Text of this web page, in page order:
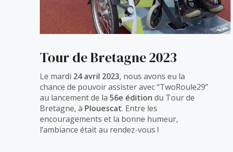
Tour de Bretagne 2023
Le mardi 24 avril 2023, nous avons eu la
chance de pouvoir assister avec “TwoRoule29”
au lancement de la 56e édition du Tour de
Bretagne, à Plouescat. Entre les
encouragements et la bonne humeur,
l’ambiance était au rendez-vous !